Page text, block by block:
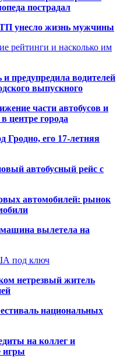
пострадал
унесло жизнь мужчины
рейтинги и насколько им
предупредила водителей
выпускного
части автобусов и
центре города
Гродно, его 17-летняя
автобусный рейс с
автомобилей: рынок
вылетела на
под ключ
нетрезвый житель
национальных
на коллег и
игры